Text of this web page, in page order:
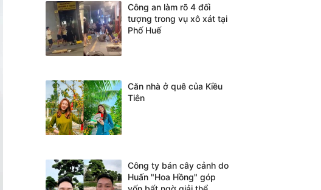
Công an làm rõ 4 đối
tượng trong vụ xô xát tại
Phố Huế
Căn nhà ở quê của Kiều
Tiên
Công ty bán cây cảnh do
Huấn "Hoa Hồng" góp